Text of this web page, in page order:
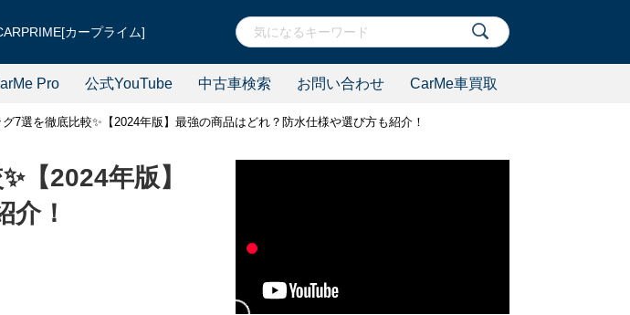
カープライム]
Pro 公式YouTube 中古車検索 お問い合わせ CarMe車買取
7選を徹底比較✨【2024年版】最強の商品はどれ？防水仕様や選び方も紹介！
【2024年版】
！